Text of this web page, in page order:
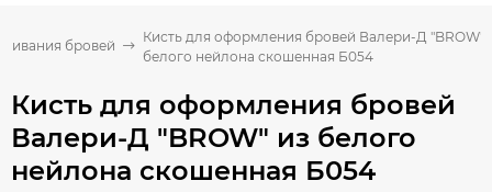
бровей
Кисть для оформления бровей Валери-Д "BROW"
белого нейлона скошенная Б054
Кисть для оформления бровей
Валери-Д "BROW" из белого
нейлона скошенная Б054